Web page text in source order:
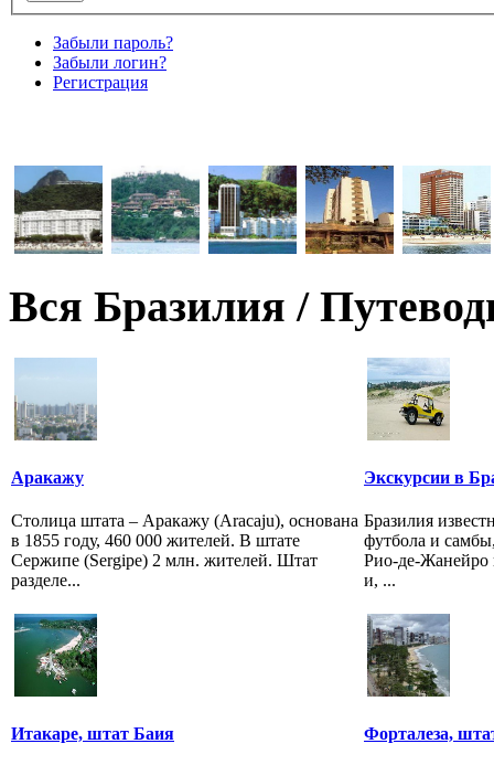
Забыли пароль?
Забыли логин?
Регистрация
Вся Бразилия /
Аракажу
Столица штата – Аракажу (Aracaju), основана
в 1855 году, 460 000 жителей. В штате
Сержипе (Sergipe) 2 млн. жителей. Штат
разделе...
Экскурсии в
Бразилия
футбола и
Рио-де-Жанейро
и, ...
Итакаре, штат Баия Форталеза,